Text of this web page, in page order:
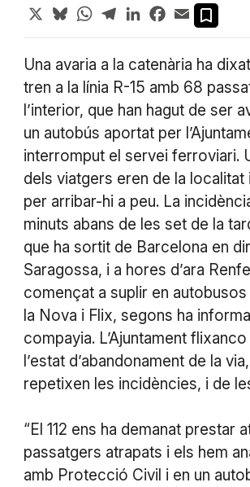
X BlueskyWhatsApp
TelegramLinkedInFacebook
Email
Una avaria a la catenària ha
tren a la línia R-15 amb 68
l’interior, que han hagut de ser
un autobús aportat per
interromput el servei ferroviari.
dels viatgers eren de la localitat
per arribar-hi a peu. La
minuts abans de les set de la
que ha sortit de Barcelona en
Saragossa, i a hores d’ara
començat a suplir en
la Nova i Flix, segons ha
compayia. L’Ajuntament
l’estat d’abandonament de la
repetixen les incidències, i de
“El 112 ens ha demanat prestar
passatgers atrapats i els hem
amb Protecció Civil i en un